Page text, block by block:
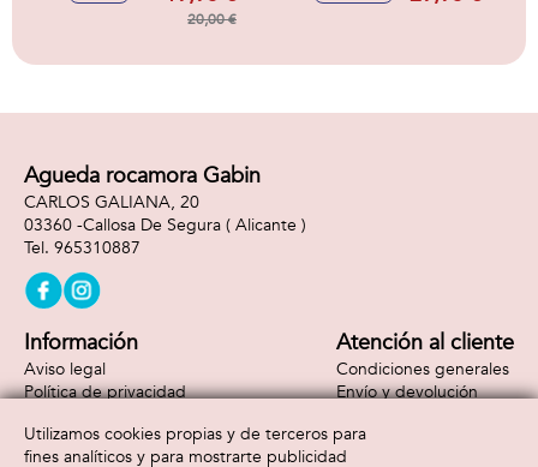
20,00 €
Agueda rocamora Gabin
CARLOS GALIANA, 20
03360 -Callosa De Segura ( Alicante )
965310887
Información
Aviso legal
Política de privacidad
Atención al cliente
Condiciones generales
Envío y devolución
Formas de pago
Utilizamos cookies propias y de terceros para
fines analíticos y para mostrarte publicidad